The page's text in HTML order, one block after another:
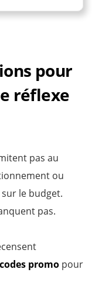
pour
réflexe
pas au
ou
le budget.
pas.
promo pour